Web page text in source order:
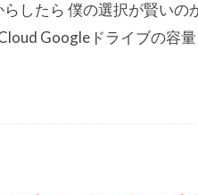
したら 僕の選択が賢い
Googleドライブの容